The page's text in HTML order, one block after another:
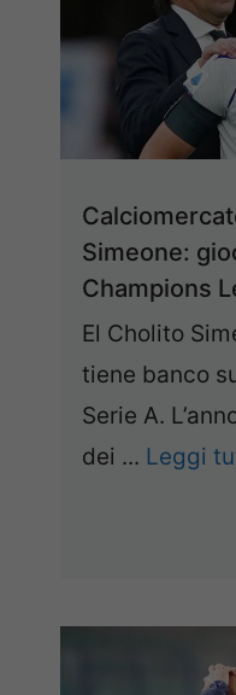
Simeone:
Champions
El Cholito
tiene banco
Serie A.
dei ... Leggi